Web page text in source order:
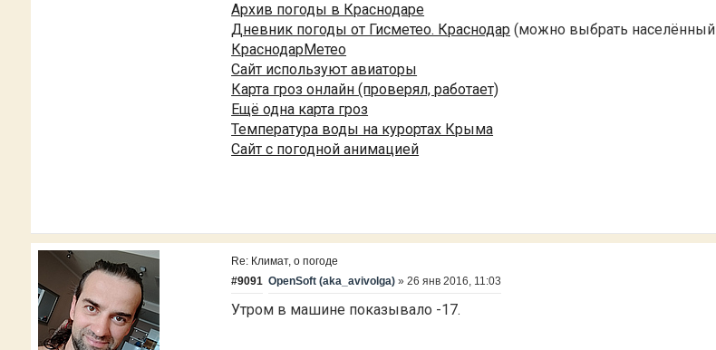
Архив погоды в Краснодаре
Дневник погоды от Гисметео. Краснодар (можно выбрать населённый
КраснодарМетео
Сайт используют авиаторы
Карта гроз онлайн (проверял, работает)
Ещё одна карта гроз
Температура воды на курортах Крыма
Сайт с погодной анимацией
Re: Климат, о погоде
#9091 OpenSoft (aka_avivolga) »26 янв 2016, 11:03
Утром в машине показывало -17.